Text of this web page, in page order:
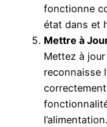
fonctionne
état dans et
Mettre à
Mettez à jour
reconnaisse
l’alimentation.